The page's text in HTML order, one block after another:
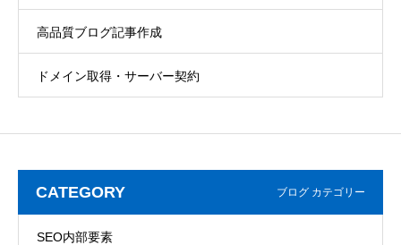
高品質ブログ記事作成
ドメイン取得・サーバー契約
CATEGORY ブログ カテゴリー
SEO内部要素